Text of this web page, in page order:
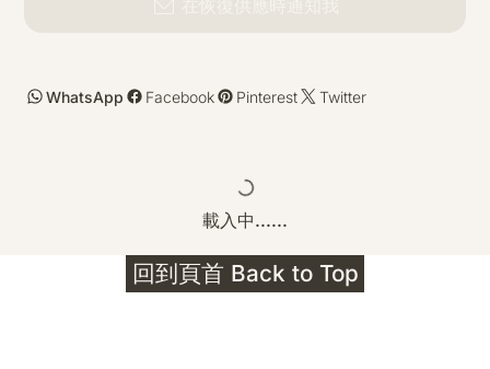
Facebook
WhatsApp Twitter
Pinterest
載入中......
回到頁首 Back to Top